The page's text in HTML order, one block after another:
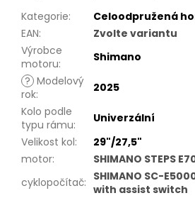
Kategorie:
Celoodpružená
EAN:
Zvolte variantu
Výrobce
motoru:
Shimano
? Modelový
rok:
2025
Kolo podle
typu rámu:
Univerzální
Velikost kol:
29"/27,5"
motor:
SHIMANO STEPS
cyklopočítač: SHIMANO SC-
with assist switch